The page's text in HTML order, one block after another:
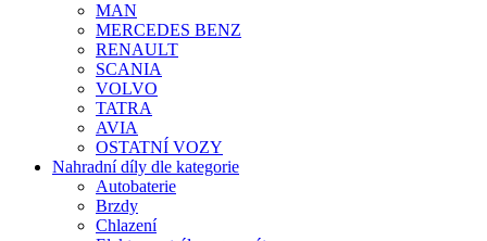
MAN
MERCEDES BENZ
RENAULT
SCANIA
VOLVO
TATRA
AVIA
OSTATNÍ VOZY
Nahradní díly dle kategorie
Autobaterie
Brzdy
Chlazení